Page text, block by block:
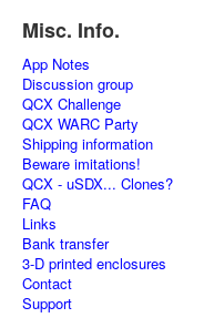
Misc. Info.
App Notes
Discussion group
QCX Challenge
QCX WARC Party
Shipping information
Beware imitations!
QCX - uSDX... Clones?
FAQ
Links
Bank transfer
3-D printed enclosures
Contact
Support